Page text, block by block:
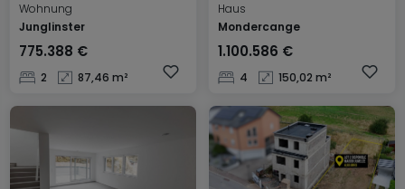
Wohnung
Junglinster
775.388 €
2 87,46 m²
Haus
Mondercange
1.100.586 €
4 150,02 m²